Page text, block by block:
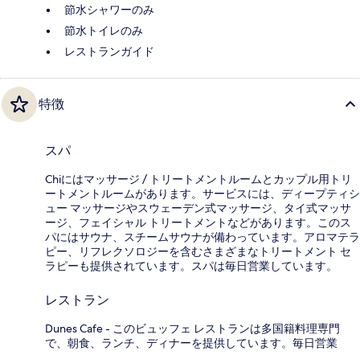
節水シャワーのみ
節水トイレのみ
レストランガイド
特徴
スパ
Chiにはマッサージ / トリートメントルームとカップル用トリ
ートメントルームがあります。サービスには、ディープティシ
ュー マッサージやスウェーデン式マッサージ、タイ式マッサ
ージ、フェイシャル トリートメントなどがあります。このス
パにはサウナ、スチームサウナが備わっています。アロマテラ
ピー、リフレクソロジーを含むさまざまなトリートメント セ
ラピーも提供されています。スパは毎日営業しています。
レストラン
Dunes Cafe - このビュッフェ レストランは多国籍料理専門
で、朝食、ランチ、ディナーを提供しています。毎日営業